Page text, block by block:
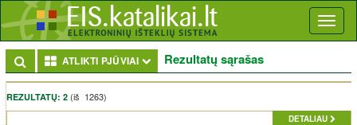
ATLIKTI PJŪVIAI Toggle Dropdown
Rezultatų sąrašas
REZULTATŲ: 2 (iš 1263)
DETALIAU